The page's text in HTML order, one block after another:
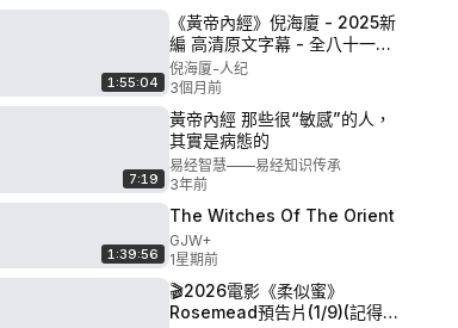
1:55:04
《黃帝內經》倪海廈 - 2025新
編 高清原文字幕 - 全八十一集
P17 - 17·脈要精微論
倪海厦-人纪
3個月前
7:19
黃帝內經 那些很“敏感”的人，
其實是病態的
易经智慧——易经知识传承
3年前
1:39:56
The Witches Of The Orient
GJW+
1星期前
🎬2026電影《柔似蜜》
Rosemead預告片(1/9)(記得開